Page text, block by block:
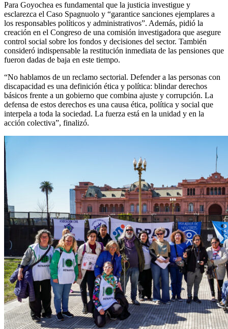
Para Goyochea es fundamental que la justicia investigue y
esclarezca el Caso Spagnuolo y “garantice sanciones ejemplares a
los responsables políticos y administrativos”. Además, pidió la
creación en el Congreso de una comisión investigadora que asegure
control social sobre los fondos y decisiones del sector. También
consideró indispensable la restitución inmediata de las pensiones que
fueron dadas de baja en este tiempo.
“No hablamos de un reclamo sectorial. Defender a las personas con
discapacidad es una definición ética y política: blindar derechos
básicos frente a un gobierno que combina ajuste y corrupción. La
defensa de estos derechos es una causa ética, política y social que
interpela a toda la sociedad. La fuerza está en la unidad y en la
acción colectiva”, finalizó.